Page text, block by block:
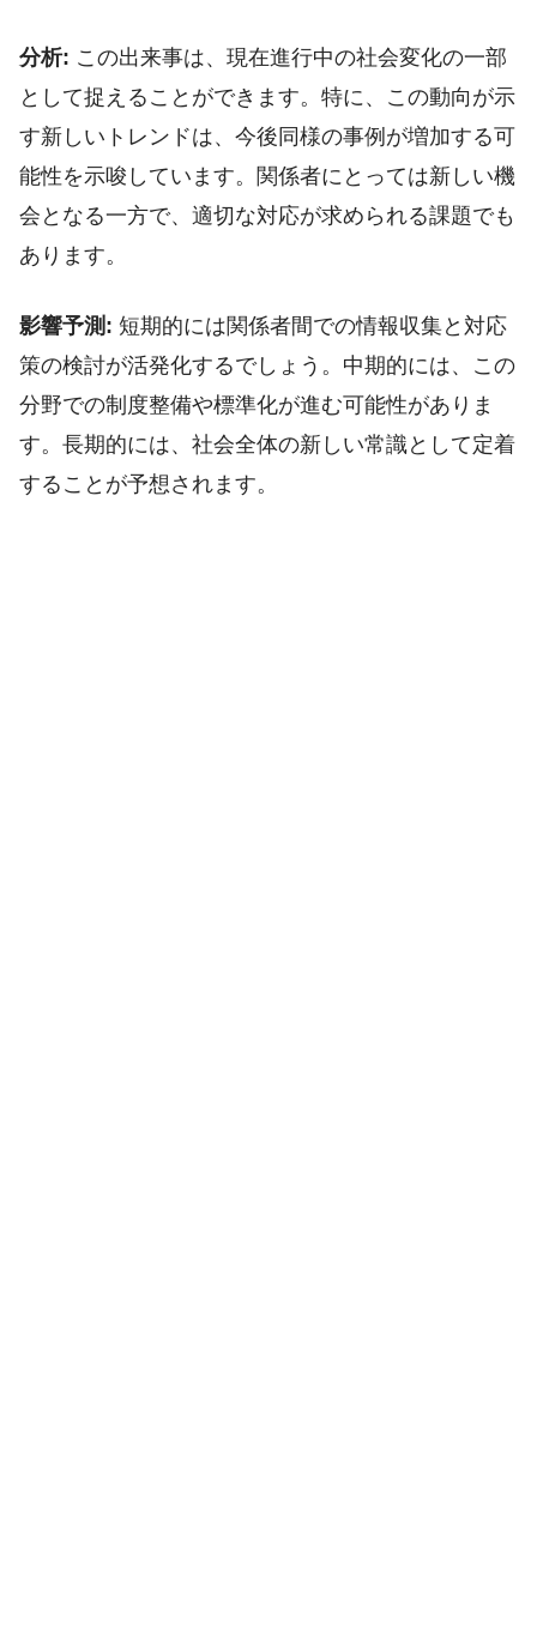
分析: この出来事は、現在進行中の社会変化の一部
として捉えることができます。特に、この動向が示
す新しいトレンドは、今後同様の事例が増加する可
能性を示唆しています。関係者にとっては新しい機
会となる一方で、適切な対応が求められる課題でも
あります。
影響予測: 短期的には関係者間での情報収集と対応
策の検討が活発化するでしょう。中期的には、この
分野での制度整備や標準化が進む可能性がありま
す。長期的には、社会全体の新しい常識として定着
することが予想されます。